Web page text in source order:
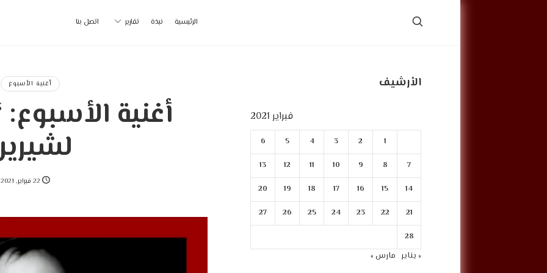
الرئيسية نبذة تقارير اتصل بنا
| أغنية الأسبوع
أغنية الأسبوع:
22 فبراير, 2021
الأرشيف
فبراير 2021
1
2
3
4
5
6
7
8
9
10
11
12
13
14
15
16
17
18
19
20
21
22
23
24
25
26
27
28
« يناير مارس »